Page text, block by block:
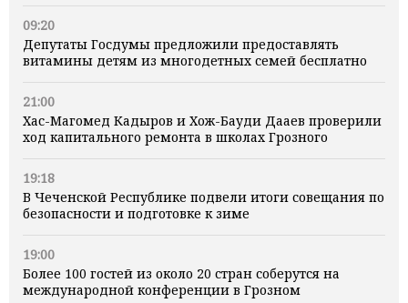
09:20
Депутаты Госдумы предложили предоставлять
витамины детям из многодетных семей бесплатно
21:00
Хас-Магомед Кадыров и Хож-Бауди Дааев проверили
ход капитального ремонта в школах Грозного
19:18
В Чеченской Республике подвели итоги совещания по
безопасности и подготовке к зиме
19:00
Более 100 гостей из около 20 стран соберутся на
международной конференции в Грозном